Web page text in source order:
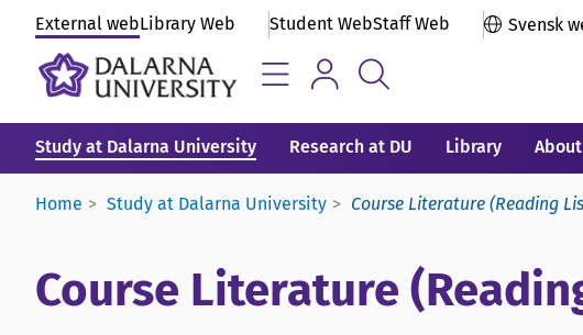
External webLibrary Web Student WebStaff Web Svensk
Study at Dalarna University Research at DU Library About
Home Study at Dalarna University Course Literature (Reading
Course Literature